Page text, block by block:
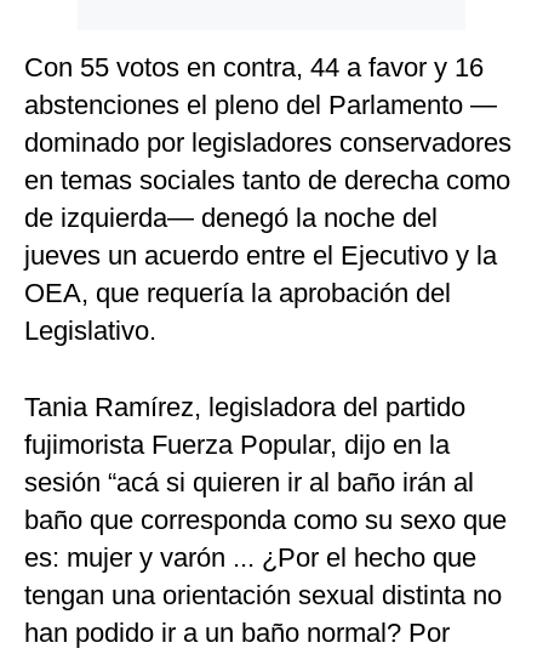
Con 55 votos en contra, 44 a favor y 16
abstenciones el pleno del Parlamento —
dominado por legisladores conservadores
en temas sociales tanto de derecha como
de izquierda— denegó la noche del
jueves un acuerdo entre el Ejecutivo y la
OEA, que requería la aprobación del
Legislativo.
Tania Ramírez, legisladora del partido
fujimorista Fuerza Popular, dijo en la
sesión “acá si quieren ir al baño irán al
baño que corresponda como su sexo que
es: mujer y varón ... ¿Por el hecho que
tengan una orientación sexual distinta no
han podido ir a un baño normal? Por